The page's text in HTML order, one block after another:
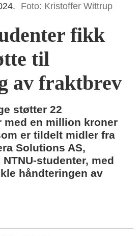
Foto: Kristoffer Wittrup
fikk
til
av fraktbrev
støtter 22
med en million kroner
er tildelt midler fra
Solutions AS,
studenter, med
håndteringen av